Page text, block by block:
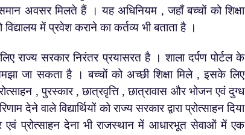
अवसर मिलते हैं । यह अधिनियम , जहाँ बच्चों को शिक्षा
में प्रवेश कराने का कर्तव्य भी बताता है ।
राज्य सरकार निरंतर प्रयासरत है । शाला दर्पण पोर्टल के
जा सकता है । बच्चों को अच्छी शिक्षा मिले , इसके लिए
, पुरस्कार , छात्रवृत्ति , छात्रावास और भोजन एवं दुग्ध
देने वाले विद्यार्थियों को राज्य सरकार द्वारा प्रोत्साहन दिया
एवं प्रोत्साहन देना भी राजस्थान में आधारभूत सेवाओं में एक